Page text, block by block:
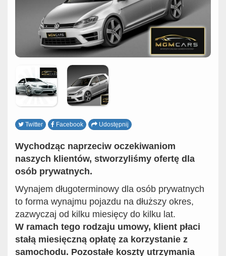
Twitter Facebook Udostępnij
Wychodząc naprzeciw oczekiwaniom
naszych klientów, stworzyliśmy ofertę dla
osób prywatnych.
Wynajem długoterminowy dla osób prywatnych
to forma wynajmu pojazdu na dłuższy okres,
zazwyczaj od kilku miesięcy do kilku lat.
W ramach tego rodzaju umowy, klient płaci
stałą miesięczną opłatę za korzystanie z
samochodu. Pozostałe koszty utrzymania